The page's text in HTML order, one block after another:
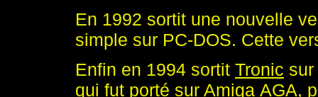
En 1992 sortit une nouvelle
simple sur PC-DOS. Cette
Enfin en 1994 sortit Tronic
qui fut porté sur Amiga AGA,